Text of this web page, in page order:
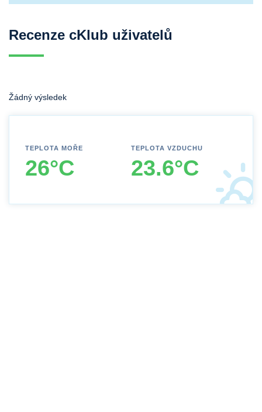
Recenze cKlub uživatelů
Žádný výsledek
TEPLOTA MOŘE
26°C
TEPLOTA VZDUCHU
23.6°C